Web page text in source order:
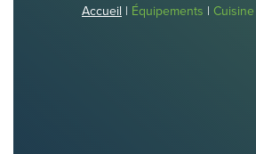
Accueil | Équipements |